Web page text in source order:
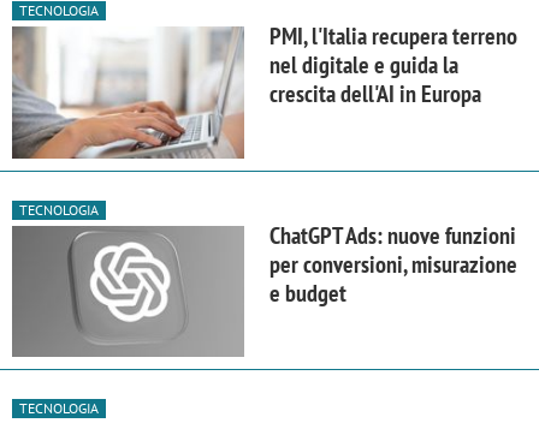
TECNOLOGIA
PMI, l'Italia recupera terreno
nel digitale e guida la
crescita dell'AI in Europa
TECNOLOGIA
ChatGPT Ads: nuove funzioni
per conversioni, misurazione
e budget
TECNOLOGIA